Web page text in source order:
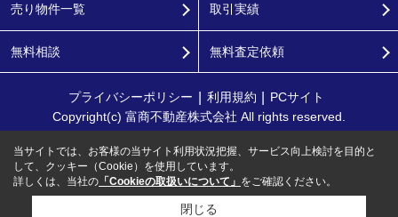
売り物件一覧
無料相談
取引実績
無料査定依頼
プライバシーポリシー 利用規約
PCサイト
Copyright(c) 富商不動産株式会社 All rights reserved.
当サイトでは、お客様の当サイト利用状況把握、サービス向上検討を目的と
して、クッキー（Cookie）を使用しています。
詳しくは、当社の 「Cookieの取扱いについて」 をご確認ください。
閉じる